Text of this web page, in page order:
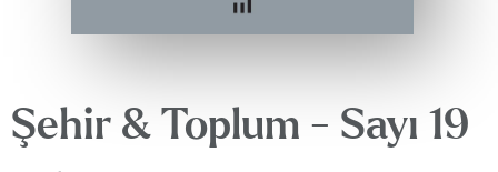
Şehir & Toplum - Sayı 19